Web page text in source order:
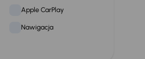
Apple CarPlay
Nawigacja